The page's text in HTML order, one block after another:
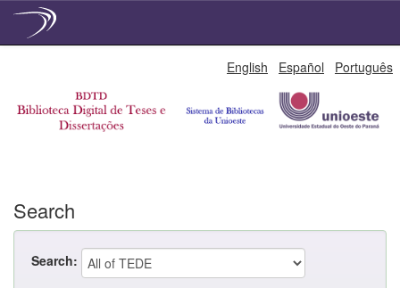
English Español Português
Search
Search: